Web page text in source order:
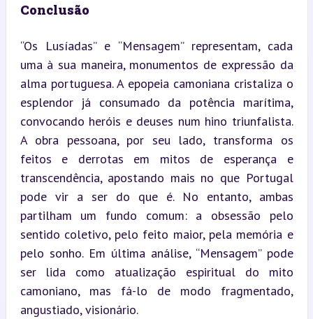
Conclusão
“Os Lusíadas” e “Mensagem” representam, cada
uma à sua maneira, monumentos de expressão da
alma portuguesa. A epopeia camoniana cristaliza o
esplendor já consumado da potência marítima,
convocando heróis e deuses num hino triunfalista.
A obra pessoana, por seu lado, transforma os
feitos e derrotas em mitos de esperança e
transcendência, apostando mais no que Portugal
pode vir a ser do que é. No entanto, ambas
partilham um fundo comum: a obsessão pelo
sentido coletivo, pelo feito maior, pela memória e
pelo sonho. Em última análise, “Mensagem” pode
ser lida como atualização espiritual do mito
camoniano, mas fá-lo de modo fragmentado,
angustiado, visionário.